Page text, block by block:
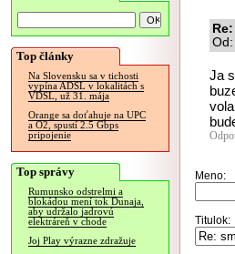
Top články
Na Slovensku sa v tichosti
vypína ADSL v lokalitách s
VDSL, už 31. mája
Orange sa doťahuje na UPC
a O2, spustí 2.5 Gbps
pripojenie
Top správy
Rumunsko odstrelmi a
blokádou mení tok Dunaja,
aby udržalo jadrovú
elektráreň v chode
Joj Play výrazne zdražuje
Ja
Meno:
Titulok: